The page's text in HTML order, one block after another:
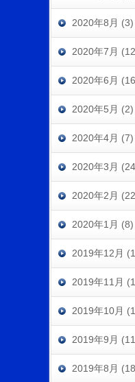
2020年8月 (3)
2020年7月
2020年6月
2020年5月 (2)
2020年4月 (7)
2020年3月
2020年2月
2020年1月 (8)
2019年12月
2019年11月
2019年10月
2019年9月
2019年8月